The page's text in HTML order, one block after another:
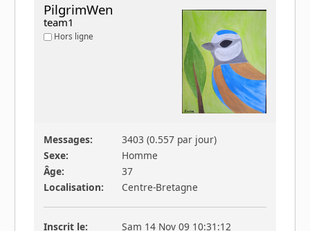
PilgrimWen
team1
Hors ligne
Messages:
3403 (0.557 par jour)
Sexe:
Homme
Âge:
37
Localisation:
Centre-Bretagne
Inscrit le: Sam 14 Nov 09 10:31:12